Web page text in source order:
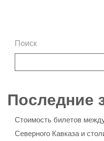
Поиск
Последние
Стоимость билетов
Северного Кавказа и